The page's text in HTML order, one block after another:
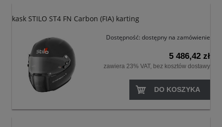
kask STILO ST4 FN Carbon (FIA) karting
Dostępność: dostępny na zamówienie
5 486,42 zł
zawiera 23% VAT, bez kosztów dostawy
DO KOSZYKA